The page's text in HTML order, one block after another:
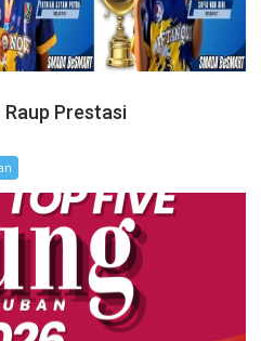
Prestasi